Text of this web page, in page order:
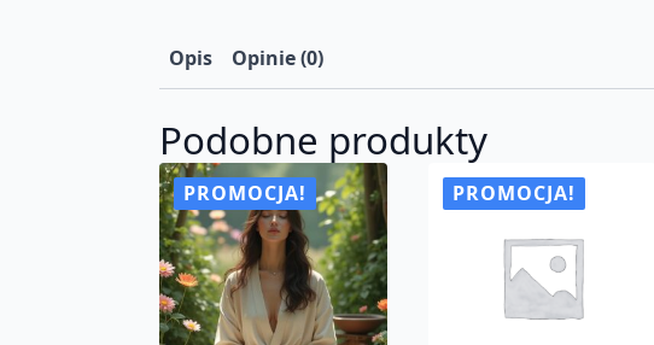
Opis Opinie (0)
Podobne produkty
PROMOCJA! PROMOCJA!